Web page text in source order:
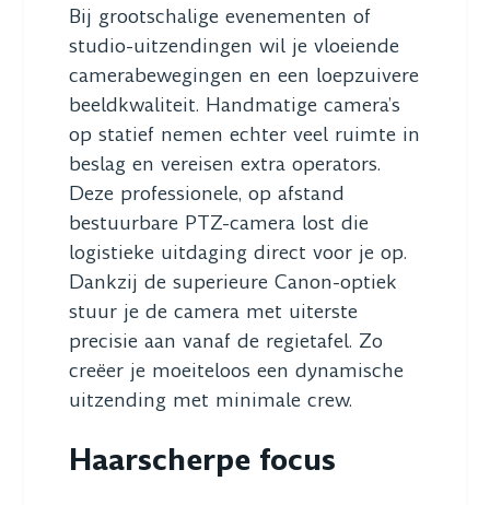
Bij grootschalige evenementen of
studio-uitzendingen wil je vloeiende
camerabewegingen en een loepzuivere
beeldkwaliteit. Handmatige camera’s
op statief nemen echter veel ruimte in
beslag en vereisen extra operators.
Deze professionele, op afstand
bestuurbare PTZ-camera lost die
logistieke uitdaging direct voor je op.
Dankzij de superieure Canon-optiek
stuur je de camera met uiterste
precisie aan vanaf de regietafel. Zo
creëer je moeiteloos een dynamische
uitzending met minimale crew.
Haarscherpe focus